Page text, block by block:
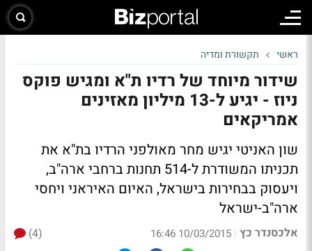
ראשי תקשורת ומדיה
שידור מיוחד של רדיו ת"א ומגיש פוקס
ניוז - יגיע ל-13 מיליון מאזינים
אמריקאים
שון האניטי יגיש מחר מאולפני הרדיו בת"א את
תכניתו המשודרת ל-514 תחנות ברחבי ארה"ב,
ויעסוק בבחירות בישראל, האיום האיראני ויחסי
ארה"ב-ישראל
אלכסנדר כץ |
10/03/2015 16:46
(4)